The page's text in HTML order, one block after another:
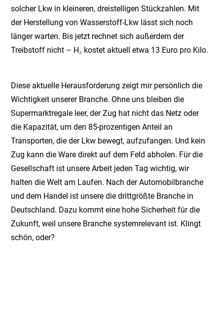
solcher Lkw in kleineren, dreistelligen Stückzahlen. Mit
der Herstellung von Wasserstoff-Lkw lässt sich noch
länger warten. Bis jetzt rechnet sich außerdem der
Treibstoff nicht – H₂ kostet aktuell etwa 13 Euro pro Kilo.
Diese aktuelle Herausforderung zeigt mir persönlich die
Wichtigkeit unserer Branche. Ohne uns bleiben die
Supermarktregale leer, der Zug hat nicht das Netz oder
die Kapazität, um den 85-prozentigen Anteil an
Transporten, die der Lkw bewegt, aufzufangen. Und kein
Zug kann die Ware direkt auf dem Feld abholen. Für die
Gesellschaft ist unsere Arbeit jeden Tag wichtig, wir
halten die Welt am Laufen. Nach der Automobilbranche
und dem Handel ist unsere die drittgrößte Branche in
Deutschland. Dazu kommt eine hohe Sicherheit für die
Zukunft, weil unsere Branche systemrelevant ist. Klingt
schön, oder?